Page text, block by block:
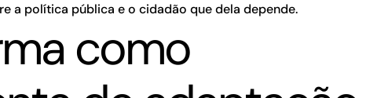
a política pública e o cidadão que dela depende.
como